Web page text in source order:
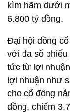
kìm hãm dưới
6.800 tỷ đồng.
Đại hội đồng
với đa số
tức từ lợi
lợi nhuận như
cho cổ đông
đồng, chiếm